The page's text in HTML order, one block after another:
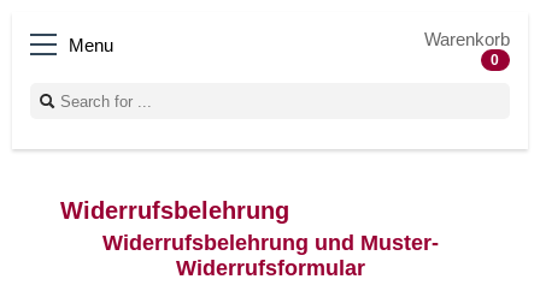
Menu Warenkorb
0
Widerrufsbelehrung
Widerrufsbelehrung und Muster-
Widerrufsformular